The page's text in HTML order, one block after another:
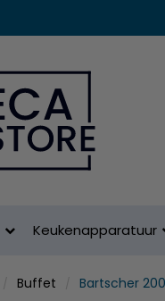
Keukenapparatuur
Buffet Bartscher